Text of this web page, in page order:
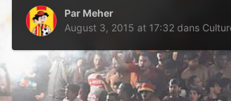
Par Meher
August 3, 2015 at 17:32 dans